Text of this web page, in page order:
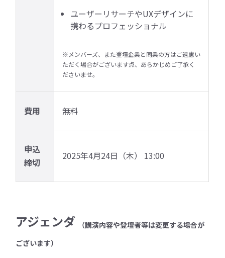
ユーザーリサーチやUXデザインに
携わるプロフェッショナル
※メンバーズ、また登壇企業と同業の方はご遠慮い
ただく場合がございます点、あらかじめご了承く
ださいませ。
費用 無料
申込
締切
2025年4月24日（木） 13:00
アジェンダ
（講演内容や登壇者等は変更する場合が
ございます）